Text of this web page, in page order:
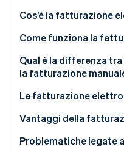
Rimozione del carbonio
Identity
Stripe Sessions
Guarda ora
Cos’è la fatturazione
Documenti che non
Come funziona la
Qual è la differenza
la fatturazione
La fatturazione
Vantaggi della
Problematiche legate